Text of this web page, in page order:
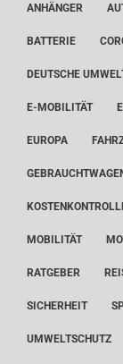
ANHÄNGER
BATTERIE
DEUTSCHE
E-MOBILITÄT
EUROPA
MOBILITÄT
RATGEBER
SICHERHEIT
UMWELTSCHUTZ